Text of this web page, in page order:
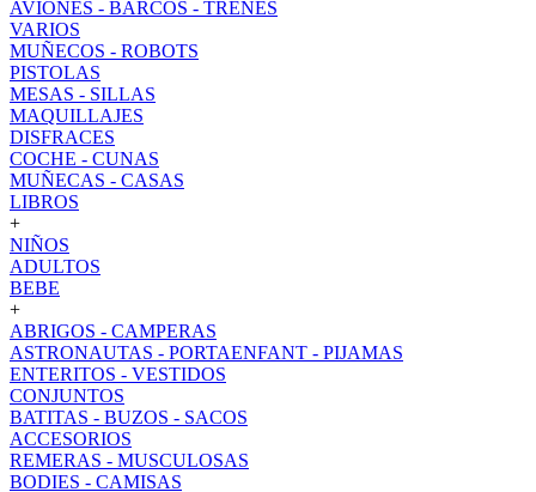
AVIONES - BARCOS - TRENES
VARIOS
MUÑECOS - ROBOTS
PISTOLAS
MESAS - SILLAS
MAQUILLAJES
DISFRACES
COCHE - CUNAS
MUÑECAS - CASAS
LIBROS
+
NIÑOS
ADULTOS
BEBE
+
ABRIGOS - CAMPERAS
ASTRONAUTAS - PORTAENFANT - PIJAMAS
ENTERITOS - VESTIDOS
CONJUNTOS
BATITAS - BUZOS - SACOS
ACCESORIOS
REMERAS - MUSCULOSAS
BODIES - CAMISAS